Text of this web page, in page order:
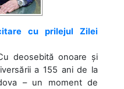
cu prilejul Zilei
deosebită onoare și
a 155 ani de la
– un moment de